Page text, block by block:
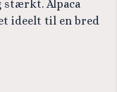
stærkt. Alpaca
ideelt til en bred